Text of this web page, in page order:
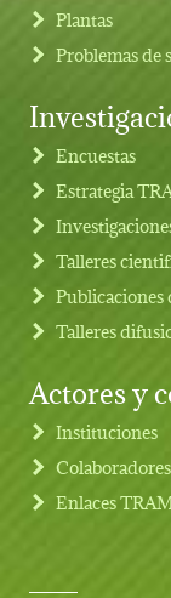
Footer menu
Plantas
Problemas de
Encuestas
Estrategia
Talleres
Talleres
Actores y
Instituciones
Colaboradores
Enlaces